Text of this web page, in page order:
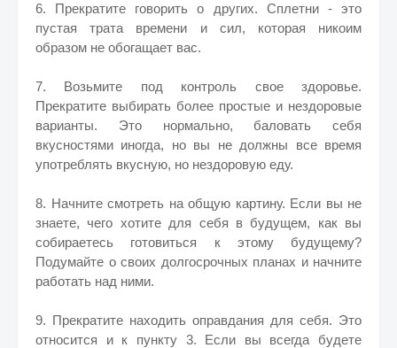
6. Прекратите говорить о других. Сплетни - это
пустая трата времени и сил, которая никоим
образом не обогащает вас.
7. Возьмите под контроль свое здоровье.
Прекратите выбирать более простые и нездоровые
варианты. Это нормально, баловать себя
вкусностями иногда, но вы не должны все время
употреблять вкусную, но нездоровую еду.
8. Начните смотреть на общую картину. Если вы не
знаете, чего хотите для себя в будущем, как вы
собираетесь готовиться к этому будущему?
Подумайте о своих долгосрочных планах и начните
работать над ними.
9. Прекратите находить оправдания для себя. Это
относится и к пункту 3. Если вы всегда будете